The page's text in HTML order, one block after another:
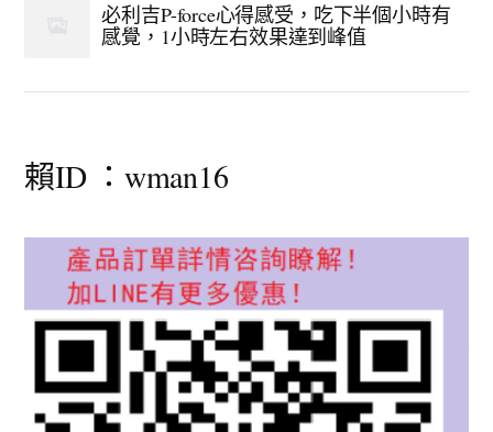
必利吉P-force心得感受，吃下半個小時有
感覺，1小時左右效果達到峰值
賴ID ：wman16